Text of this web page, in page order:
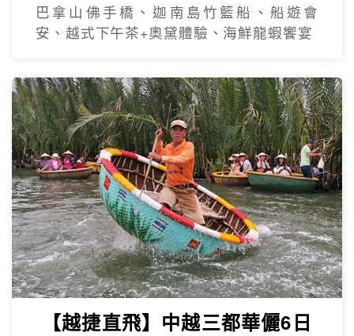
巴拿山佛手橋、迦南島竹籃船、船遊會
安、越式下午茶+奧黛體驗、海鮮龍蝦饗宴
【越捷直飛】中越三都華儷6日